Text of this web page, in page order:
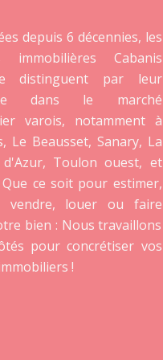
depuis 6 décennies, les
immobilières Cabanis
distinguent par leur
dans le marché
varois, notamment à
Le Beausset, Sanary, La
d'Azur, Toulon ouest, et
ce soit pour estimer,
vendre, louer ou faire
bien : Nous travaillons
pour concrétiser vos
!